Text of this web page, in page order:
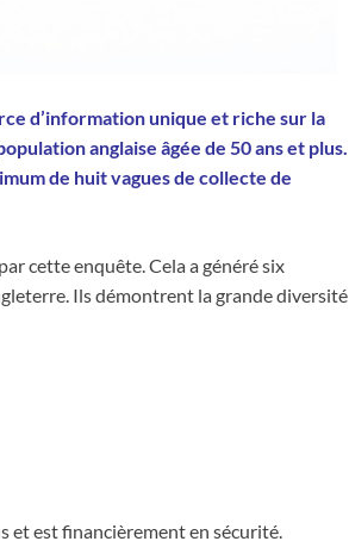
d’information unique et riche sur la
anglaise âgée de 50 ans et plus.
de huit vagues de collecte de
cette enquête. Cela a généré six
Ils démontrent la grande diversité
et est financièrement en sécurité.